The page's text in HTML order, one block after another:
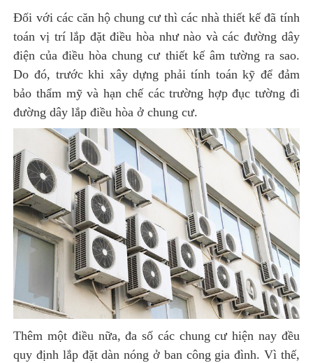
Đối với các căn hộ chung cư thì các nhà thiết kế đã tính
toán vị trí lắp đặt điều hòa như nào và các đường dây
điện của điều hòa chung cư thiết kế âm tường ra sao.
Do đó, trước khi xây dựng phải tính toán kỹ để đảm
bảo thẩm mỹ và hạn chế các trường hợp đục tường đi
đường dây lắp điều hòa ở chung cư.
Thêm một điều nữa, đa số các chung cư hiện nay đều
quy định lắp đặt dàn nóng ở ban công gia đình. Vì thế,